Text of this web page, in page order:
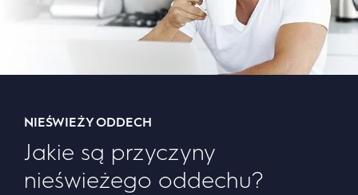
NIEŚWIEŻY ODDECH
Jakie są przyczyny
nieświeżego oddechu?